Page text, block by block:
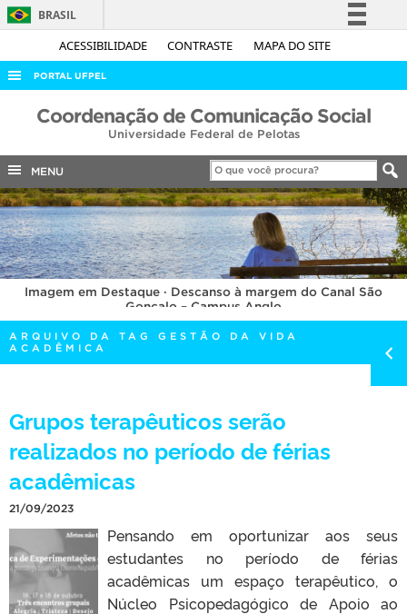
ACESSIBILIDADE CONTRASTE MAPA DO SITE
BRASIL
Simplifique!
Acesso à informação
Legislação
Canais
PORTAL UFPEL
ACESSO À INFORMAÇÃO
COBALTO
CONCURSOS
EDITAIS
INTERNACIONAL
OUVIDORIA
PORTARIAS
TELEFONES
Coordenação de Comunicação Social
Universidade Federal de Pelotas
MENU
Imagem em Destaque · Descanso à margem do Canal São
Gonçalo – Campus Anglo
ARQUIVO DA TAG GESTÃO DA VIDA
ACADÊMICA
Grupos terapêuticos serão
realizados no período de férias
acadêmicas
21/09/2023
Pensando em oportunizar aos seus
estudantes no período de férias
acadêmicas um espaço terapêutico, o
Núcleo Psicopedagógico de Apoio ao